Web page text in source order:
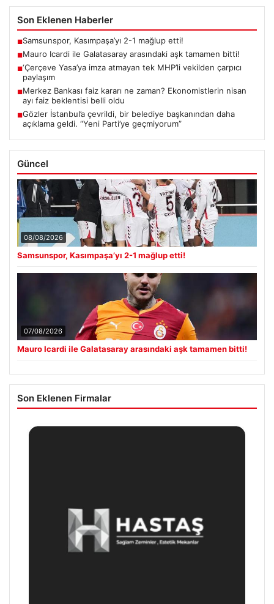
Son Eklenen Haberler
■Samsunspor, Kasımpaşa’yı 2-1 mağlup etti!
■Mauro Icardi ile Galatasaray arasındaki aşk tamamen bitti!
■‘Çerçeve Yasa’ya imza atmayan tek MHP’li vekilden çarpıcı
paylaşım
■Merkez Bankası faiz kararı ne zaman? Ekonomistlerin nisan
ayı faiz beklentisi belli oldu
■Gözler İstanbul’a çevrildi, bir belediye başkanından daha
açıklama geldi. “Yeni Parti’ye geçmiyorum”
Güncel
08/08/2026
Samsunspor, Kasımpaşa’yı 2-1 mağlup etti!
07/08/2026
Mauro Icardi ile Galatasaray arasındaki aşk tamamen bitti!
Son Eklenen Firmalar